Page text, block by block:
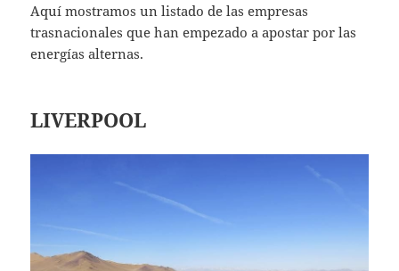
Aquí mostramos un listado de las empresas
trasnacionales que han empezado a apostar por las
energías alternas.
LIVERPOOL